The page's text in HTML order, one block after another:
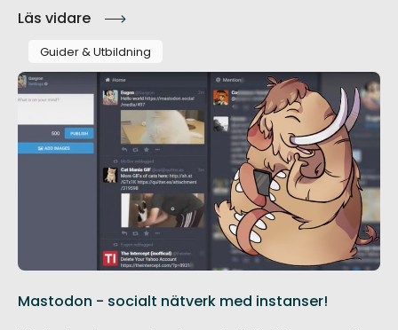
Läs vidare
Guider & Utbildning
Mastodon - socialt nätverk med instanser!